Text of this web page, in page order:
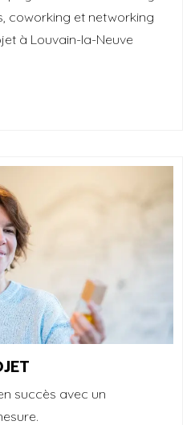
coworking et networking
à Louvain-la-Neuve
succès avec un